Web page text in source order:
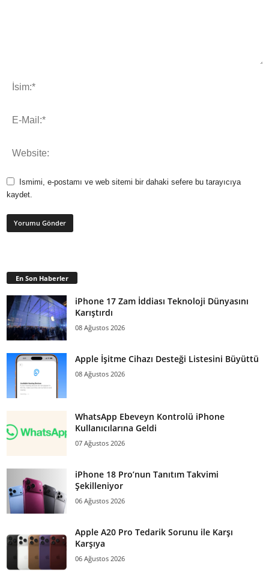
Ismimi, e-postamı ve web sitemi bir dahaki sefere bu tarayıcıya
kaydet.
En Son Haberler
iPhone 17 Zam İddiası Teknoloji Dünyasını
Karıştırdı
08 Ağustos 2026
Apple İşitme Cihazı Desteği Listesini Büyüttü
08 Ağustos 2026
WhatsApp Ebeveyn Kontrolü iPhone
Kullanıcılarına Geldi
07 Ağustos 2026
iPhone 18 Pro’nun Tanıtım Takvimi
Şekilleniyor
06 Ağustos 2026
Apple A20 Pro Tedarik Sorunu ile Karşı
Karşıya
06 Ağustos 2026